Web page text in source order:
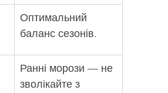
Оптимальний
баланс сезонів.
Ранні морози — не
зволікайте з